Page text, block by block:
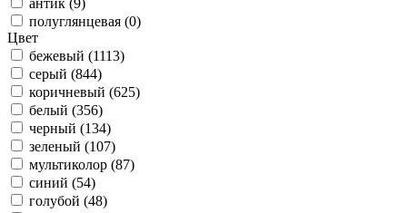
антик (9)
полуглянцевая (0)
Цвет
бежевый (1113)
серый (844)
коричневый (625)
белый (356)
черный (134)
зеленый (107)
мультиколор (87)
синий (54)
голубой (48)